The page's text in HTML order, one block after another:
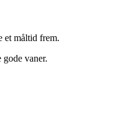
et måltid frem.
vaner.